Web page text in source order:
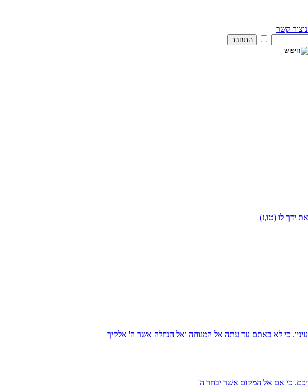
צור קשר
ידך לו (טו,ז)
כי לא באתם עד עתה אל המנוחה ואל הנחלה אשר ה' אלקיך
כי אם אל המקום אשר יבחר ה'